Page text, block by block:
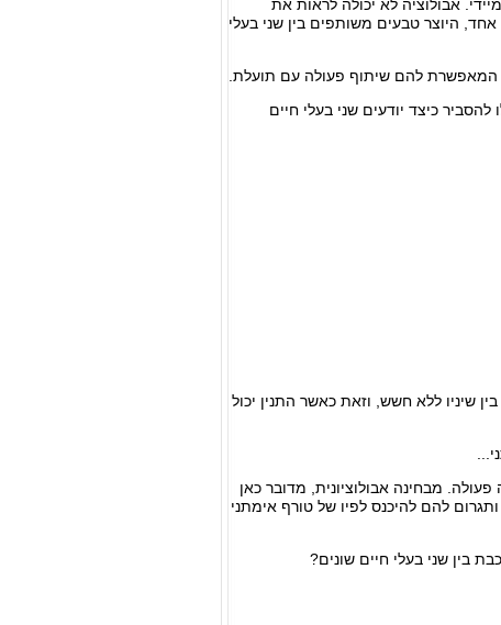
אבולוציה לא יכולה לראות את
היוצר טבעים משותפים בין שני בעלי
המאפשרת להם שיתוף פעולה עם תועלת.
כיצד יודעים שני בעלי חיים
שיניו ללא חשש, וזאת כאשר התנין יכול
מבחינה אבולוציונית, מדובר כאן
להם להיכנס לפיו של טורף אימתני
בין שני בעלי חיים שונים?